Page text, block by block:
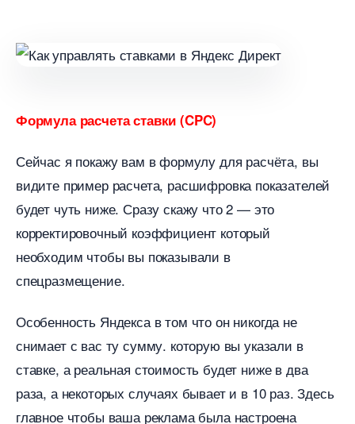
Формула расчета ставки (CPC)
Сейчас я покажу вам в формулу для расчёта, вы
идите пример расчета, расшифровка показателей
удет чуть ниже. Сразу скажу что 2 — это
корректировочный коэффициент который
необходим чтобы вы показывали
спецразмещение.
Особенность Яндекса в том что он никогда не
снимает с вас ту сумму. которую вы указали
ставке, а реальная стоимость будет ниже в два
раза, а некоторых случаях бывает и в 10 раз. Здесь
лавное чтобы ваша реклама была настроена